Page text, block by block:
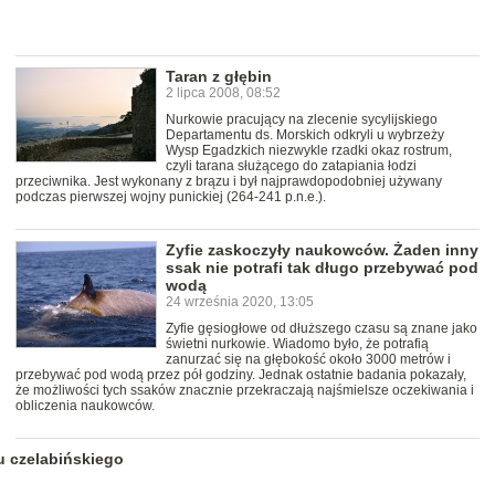
Taran z głębin
2 lipca 2008, 08:52
Nurkowie pracujący na zlecenie sycylijskiego
Departamentu ds. Morskich odkryli u wybrzeży
Wysp Egadzkich niezwykle rzadki okaz rostrum,
czyli tarana służącego do zatapiania łodzi
przeciwnika. Jest wykonany z brązu i był najprawdopodobniej używany
podczas pierwszej wojny punickiej (264-241 p.n.e.).
Zyfie zaskoczyły naukowców. Żaden inny
ssak nie potrafi tak długo przebywać pod
wodą
24 września 2020, 13:05
Zyfie gęsiogłowe od dłuższego czasu są znane jako
świetni nurkowie. Wiadomo było, że potrafią
zanurzać się na głębokość około 3000 metrów i
przebywać pod wodą przez pół godziny. Jednak ostatnie badania pokazały,
że możliwości tych ssaków znacznie przekraczają najśmielsze oczekiwania i
obliczenia naukowców.
czelabińskiego